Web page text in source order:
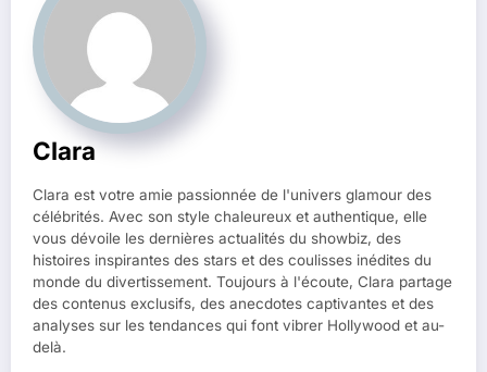
Clara
Clara est votre amie passionnée de l'univers glamour des
célébrités. Avec son style chaleureux et authentique, elle
vous dévoile les dernières actualités du showbiz, des
histoires inspirantes des stars et des coulisses inédites du
monde du divertissement. Toujours à l'écoute, Clara partage
des contenus exclusifs, des anecdotes captivantes et des
analyses sur les tendances qui font vibrer Hollywood et au-
delà.